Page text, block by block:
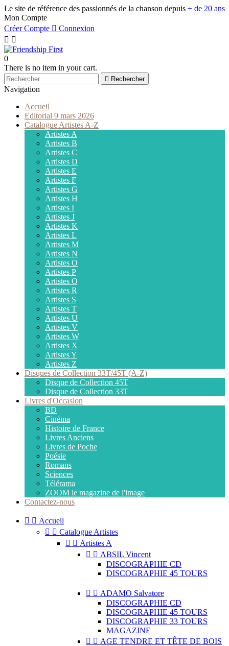
Le site de référence des passionnés de la chanson depuis + de 20 ans
Mon Compte
Créer Compte  Connexion
 
0
There is no item in your cart.
 Rechercher
Navigation
Accueil
Editorial 9 mars 2026
Catalogue Artistes A-Z
Artistes A
Artistes B
Artistes C
Artistes D
Artistes E
Artistes F
Artistes G
Artistes H
Artistes I
Artistes J
Artistes K
Artistes L
Artistes M
Artistes N
Artistes O
Artistes P
Artistes Q
Artistes R
Artistes S
Artistes T
Artistes U
Artistes V
Artistes W
Artistes X
Artistes Y
Artistes Z
Disques de Collection 33T/45T (A-Z)
Disque de Collection 45T
Disque de Collection 33T
Livres d'Occasion
BD
Cinéma
Histoire de France
Livres Anciens
Livres de Poche
Poésie
Romans
Sciences
Télérama
ZOOM le magazine de l'image
Contactez-nous
  Accueil
  Catalogue Artistes
  Artistes A
  ABSIL Vincent
DISCOGRAPHIE CD
DISCOGRAPHIE 45 TOURS
  ADAMO Salvatore
DISCOGRAPHIE CD
DISCOGRAPHIE 45 TOURS
DISCOGRAPHIE 33 TOURS
MAGAZINE
  AGE TENDRE ET TÊTE DE BOIS